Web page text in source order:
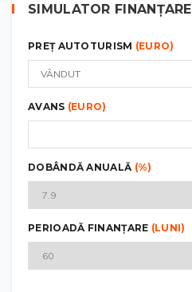
SIMULATOR FINANȚARE
PREȚ AUTOTURISM (EURO)
AVANS (EURO)
DOBÂNDĂ ANUALĂ (%)
PERIOADĂ FINANȚARE (LUNI)